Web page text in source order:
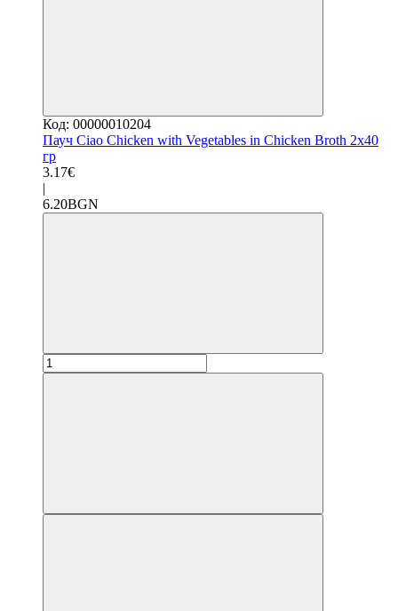
Код: 00000010204
Пауч Ciao Chicken with Vegetables in Chicken Broth 2x40
гр
3.17€
|
6.20BGN